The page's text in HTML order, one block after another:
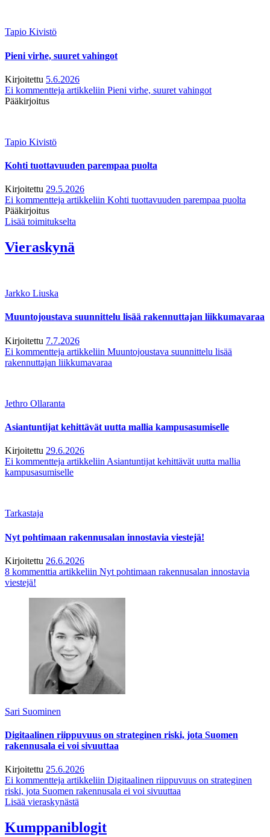
Tapio Kivistö
Pieni virhe, suuret vahingot
Kirjoitettu 5.6.2026
Ei kommentteja artikkeliin Pieni virhe, suuret vahingot
Pääkirjoitus
Tapio Kivistö
Kohti tuottavuuden parempaa puolta
Kirjoitettu 29.5.2026
Ei kommentteja artikkeliin Kohti tuottavuuden parempaa puolta
Pääkirjoitus
Lisää toimitukselta
Vieraskynä
Jarkko Liuska
Muuntojoustava suunnittelu lisää rakennuttajan liikkumavaraa
Kirjoitettu 7.7.2026
Ei kommentteja artikkeliin Muuntojoustava suunnittelu lisää
rakennuttajan liikkumavaraa
Jethro Ollaranta
Asiantuntijat kehittävät uutta mallia kampusasumiselle
Kirjoitettu 29.6.2026
Ei kommentteja artikkeliin Asiantuntijat kehittävät uutta mallia
kampusasumiselle
Tarkastaja
Nyt pohtimaan rakennusalan innostavia viestejä!
Kirjoitettu 26.6.2026
8 kommenttia artikkeliin Nyt pohtimaan rakennusalan innostavia
viestejä!
Sari Suominen
Digitaalinen riippuvuus on strateginen riski, jota Suomen
rakennusala ei voi sivuuttaa
Kirjoitettu 25.6.2026
Ei kommentteja artikkeliin Digitaalinen riippuvuus on strateginen
riski, jota Suomen rakennusala ei voi sivuuttaa
Lisää vieraskynästä
Kumppaniblogit